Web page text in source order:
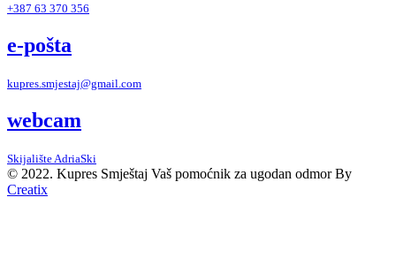
+387 63 370 356
e-pošta
kupres.smjestaj@gmail.com
webcam
Skijalište AdriaSki
© 2022. Kupres Smještaj Vaš pomoćnik za ugodan odmor By
Creatix